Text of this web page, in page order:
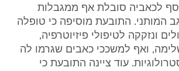
לכאביה סובלת אף ממגבלות
המותני. התובעת מוסיפה כי טופלה
ונזקקה לטיפולי פיזיוטרפיה,
ואף למשככי כאבים שגרמו לה
עוד ציינה התובעת כי